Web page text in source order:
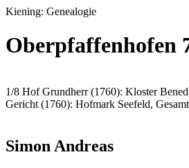
Kiening: Genealogie
1/8 Hof Grundherr (1760): Kloster
Gericht (1760): Hofmark Seefeld,
Simon Andreas